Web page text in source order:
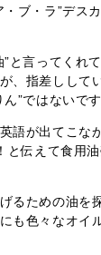
ブ・ラ”デス
と言ってくれ
、指差しして
”ではないです
語が出てこな
と伝えて食用
るための油を
も色々なオイ